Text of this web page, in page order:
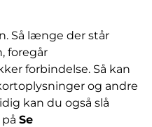
Så længe der står
foregår
forbindelse. Så kan
og andre
kan du også slå
Se